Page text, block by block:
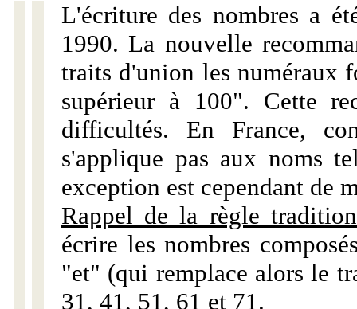
L'écriture des nombres a
1990. La nouvelle
traits d'union les numéraux
supérieur à 100". Cette
difficultés. En France,
s'applique pas aux noms
exception est cependant de
Rappel de la règle
écrire les nombres
"et" (qui remplace alors le
31, 41, 51, 61 et 71.